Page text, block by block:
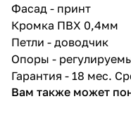
Фасад - принт
Кромка ПВХ 0,4мм
Петли - доводчик
Опоры -
Гарантия - 18 мес.
Вам также может